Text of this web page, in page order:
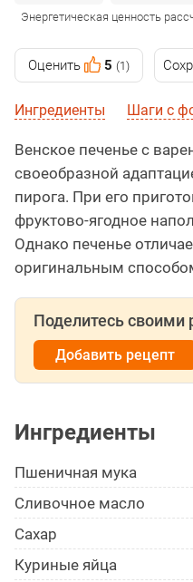
Энергетическая ценность
Оценить 5 (1)
Ингредиенты Шаги с
Венское печенье с
своеобразной
пирога. При его
фруктово-ягодное
Однако печенье
оригинальным
Поделитесь своими
Добавить рецепт
Ингредиенты
Пшеничная мука
Сливочное масло
Сахар
Куриные яйца